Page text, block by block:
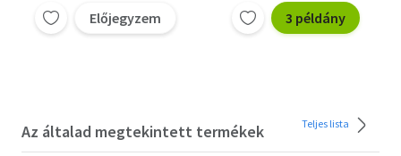
Előjegyzem 3 példány
Az általad megtekintett termékek Teljes lista